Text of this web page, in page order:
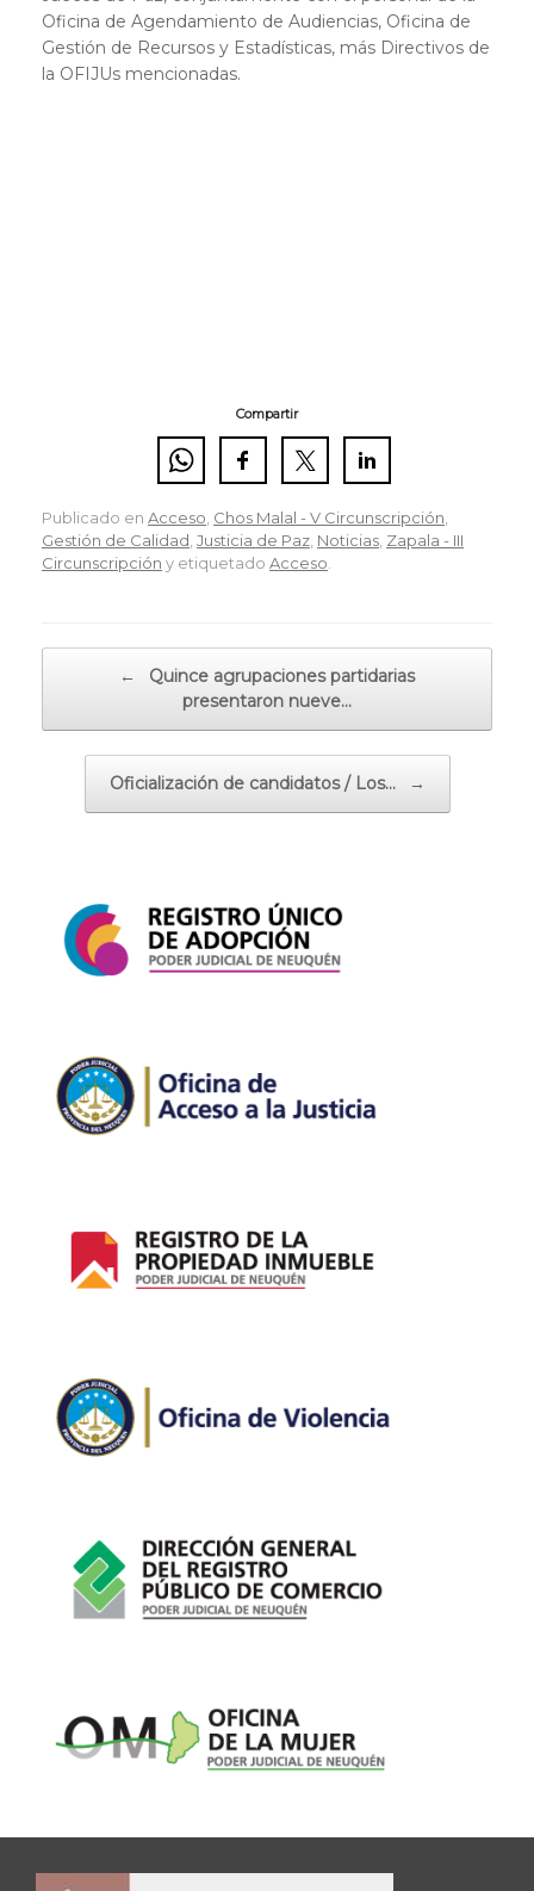
Oficina de Agendamiento de Audiencias, Oficina de
Gestión de Recursos y Estadísticas, más Directivos de
la OFIJUs mencionadas.
Compartir
Publicado en Acceso Chos Malal - V Circunscripción
Gestión de Calidad Justicia de Paz Noticias Zapala - III
Circunscripción y etiquetado Acceso
←
Quince agrupaciones partidarias
presentaron nueve…
Oficialización de candidatos / Los… →